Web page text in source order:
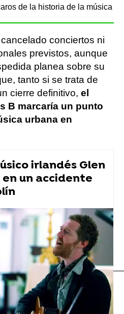
de la historia de la música
conciertos ni
previstos, aunque
planea sobre su
tanto si se trata de
cierre definitivo, el
B marcaría un punto
urbana en
irlandés Glen
un accidente